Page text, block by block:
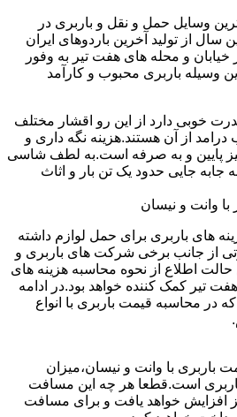
وسایل حمل و نقل و باربری در
سال از تولید آخرین باردوهای ایران
و محله های هفت تیر به وفور
وسیله باربری محبوب و کارآمد
خوبی دارد از این رو اقشار مختلف
از آن هستند.هزینه نگه داری و
پایین و به صرفه است.به لطف شاسی
جابه جایی حدود یک تن بار و اثاث
وانت و نیسان
های باربری برای حمل لوازم داشته
از جانب برخی شرکت های باربری و
حالت اطلاع از نحوه محاسبه هزینه های
تیر کمک کننده خواهد بود.در ادامه
در محاسبه قیمت باربری با انواع
باربری با وانت و نیسان،میزان
است.قطعا هر چه این مسافت
افزایش خواهد یافت و برای مسافت